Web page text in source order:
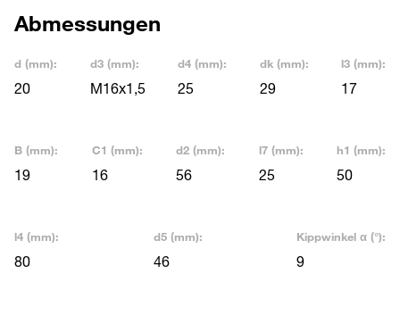
Abmessungen
d (mm):
20
d3 (mm):
M16x1,5
d4 (mm):
25
dk (mm):
29
l3 (mm):
17
B (mm):
19
C1 (mm):
16
d2 (mm):
56
l7 (mm):
25
h1 (mm):
50
l4 (mm):
80
d5 (mm):
46
Kippwinkel α (°):
9